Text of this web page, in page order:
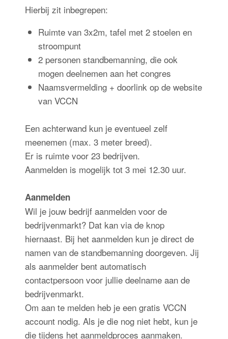
Hierbij zit inbegrepen:
Ruimte van 3x2m, tafel met 2 stoelen en
stroompunt
2 personen standbemanning, die ook
mogen deelnemen aan het congres
Naamsvermelding + doorlink op de website
van VCCN
Een achterwand kun je eventueel zelf
meenemen (max. 3 meter breed).
Er is ruimte voor 23 bedrijven.
Aanmelden is mogelijk tot 3 mei 12.30 uur.
Aanmelden
Wil je jouw bedrijf aanmelden voor de
bedrijvenmarkt? Dat kan via de knop
hiernaast. Bij het aanmelden kun je direct de
namen van de standbemanning doorgeven. Jij
als aanmelder bent automatisch
contactpersoon voor jullie deelname aan de
bedrijvenmarkt.
Om aan te melden heb je een gratis VCCN
account nodig. Als je die nog niet hebt, kun je
die tijdens het aanmeldproces aanmaken.